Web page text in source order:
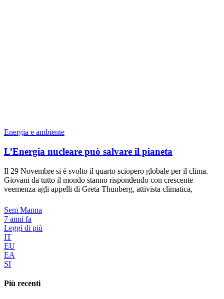
Energia e ambiente
L’Energia nucleare può salvare il pianeta
Il 29 Novembre si è svolto il quarto sciopero globale per il clima.
Giovani da tutto il mondo stanno rispondendo con crescente
veemenza agli appelli di Greta Thunberg, attivista climatica,
Sem Manna
7 anni fa
Leggi di più
IT
EU
EA
SI
Più recenti